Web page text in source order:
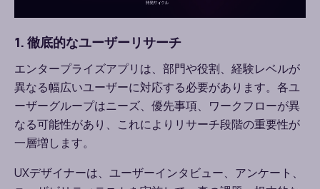
1. 徹底的なユーザーリサーチ
エンタープライズアプリは、部門や役割、経験レベルが
異なる幅広いユーザーに対応する必要があります。各ユ
ーザーグループはニーズ、優先事項、ワークフローが異
なる可能性があり、これによりリサーチ段階の重要性が
一層増します。
UXデザイナーは、ユーザーインタビュー、アンケート、